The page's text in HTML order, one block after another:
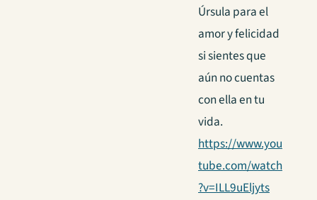
Úrsula para el
amor y felicidad
si sientes que
aún no cuentas
con ella en tu
vida.
https://www.you
tube.com/watch
?v=ILL9uEljyts